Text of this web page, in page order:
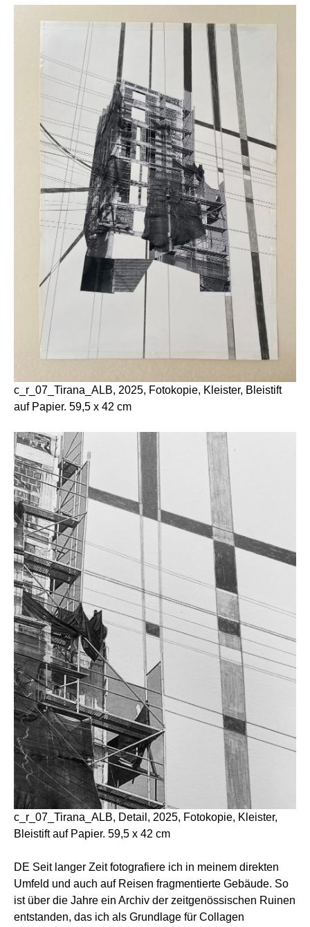
c_r_07_Tirana_ALB, 2025, Fotokopie, Kleister, Bleistift
auf Papier. 59,5 x 42 cm
c_r_07_Tirana_ALB, Detail, 2025, Fotokopie, Kleister,
Bleistift auf Papier. 59,5 x 42 cm
DE Seit langer Zeit fotografiere ich in meinem direkten
Umfeld und auch auf Reisen fragmentierte Gebäude. So
ist über die Jahre ein Archiv der zeitgenössischen Ruinen
entstanden, das ich als Grundlage für Collagen